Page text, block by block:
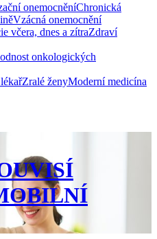
onemocněníChronická
Vzácná onemocnění
včera, dnes a zítraZdraví
onkologických
Zralé ženyModerní medicína